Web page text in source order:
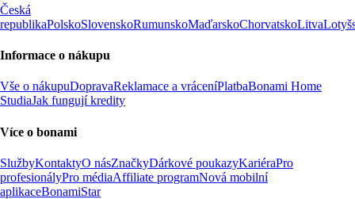
Česká
republikaPolskoSlovenskoRumunskoMaďarskoChorvatskoLitva
Informace o nákupu
Vše o nákupuDopravaReklamace a vráceníPlatbaBonami Home
StudiaJak fungují kredity
Více o bonami
SlužbyKontaktyO násZnačkyDárkové poukazyKariéraPro
profesionályPro médiaAffiliate programNová mobilní
aplikaceBonamiStar